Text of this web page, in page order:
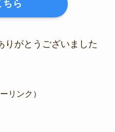
ちら
りがとうございました
リンク）